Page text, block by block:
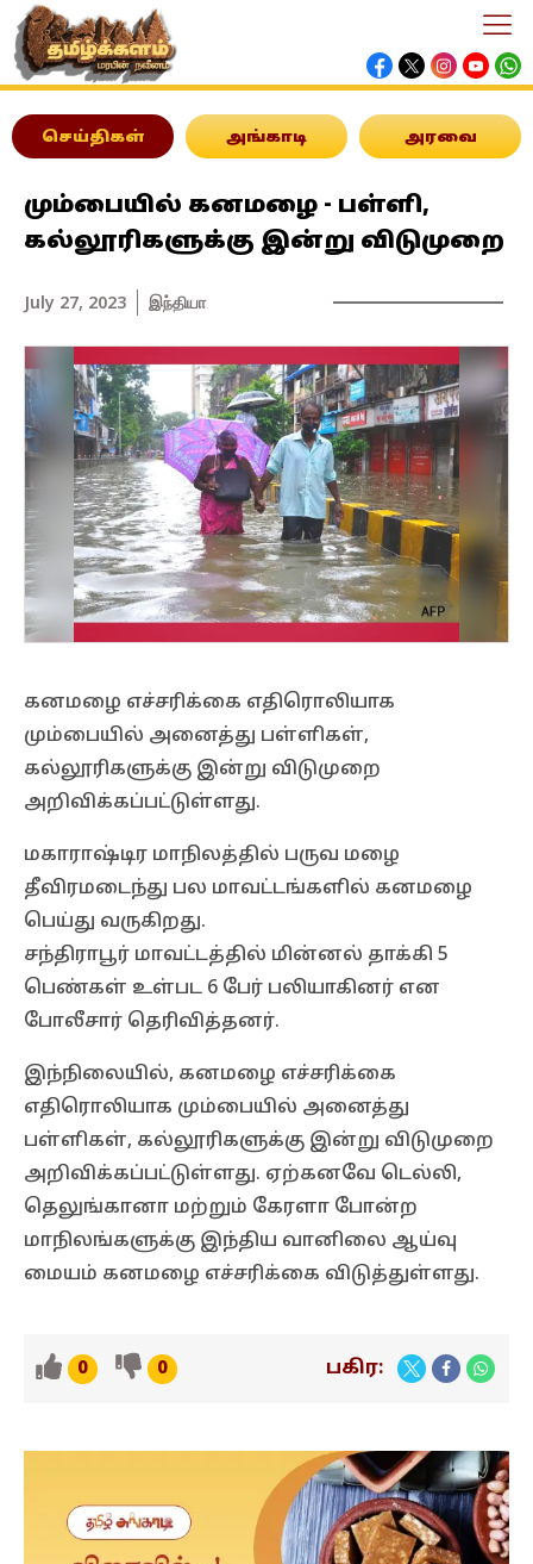
செய்திகள் அங்காடி அரவை
மும்பையில் கனமழை - பள்ளி,
கல்லூரிகளுக்கு இன்று விடுமுறை
July 27, 2023 இந்தியா
கனமழை எச்சரிக்கை எதிரொலியாக
மும்பையில் அனைத்து பள்ளிகள்,
கல்லூரிகளுக்கு இன்று விடுமுறை
அறிவிக்கப்பட்டுள்ளது.
மகாராஷ்டிர மாநிலத்தில் பருவ மழை
தீவிரமடைந்து பல மாவட்டங்களில் கனமழை
பெய்து வருகிறது.
சந்திராபூர் மாவட்டத்தில் மின்னல் தாக்கி 5
பெண்கள் உள்பட 6 பேர் பலியாகினர் என
போலீசார் தெரிவித்தனர்.
இந்நிலையில், கனமழை எச்சரிக்கை
எதிரொலியாக மும்பையில் அனைத்து
பள்ளிகள், கல்லூரிகளுக்கு இன்று விடுமுறை
அறிவிக்கப்பட்டுள்ளது. ஏற்கனவே டெல்லி,
தெலுங்கானா மற்றும் கேரளா போன்ற
மாநிலங்களுக்கு இந்திய வானிலை ஆய்வு
மையம் கனமழை எச்சரிக்கை விடுத்துள்ளது.
0 0 பகிர: